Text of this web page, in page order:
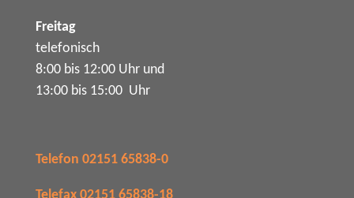
Freitag
telefonisch
8:00 bis 12:00 Uhr und
13:00 bis 15:00 Uhr
Telefon 02151 65838-0